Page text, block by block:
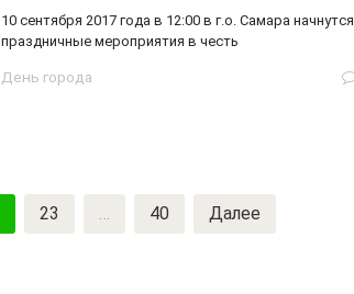
10 сентября 2017 года в 12:00 в г.о. Самара начнутся
праздничные мероприятия в честь
День города
23 … 40 Далее